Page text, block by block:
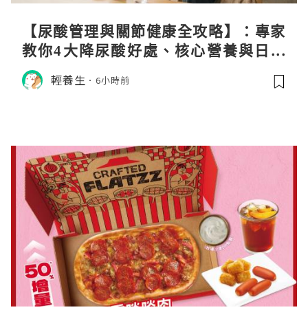
【尿酸管理與關節健康全攻略】：專家
教你4大降尿酸好處、核心營養與日常
飲食調理秘訣
輕養生 6小時前